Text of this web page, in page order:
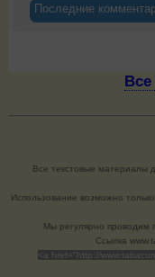
Последние
Все текстовые материалы
Использование возможно
Мы регулярно проводим
Cсылка
<a href="http://